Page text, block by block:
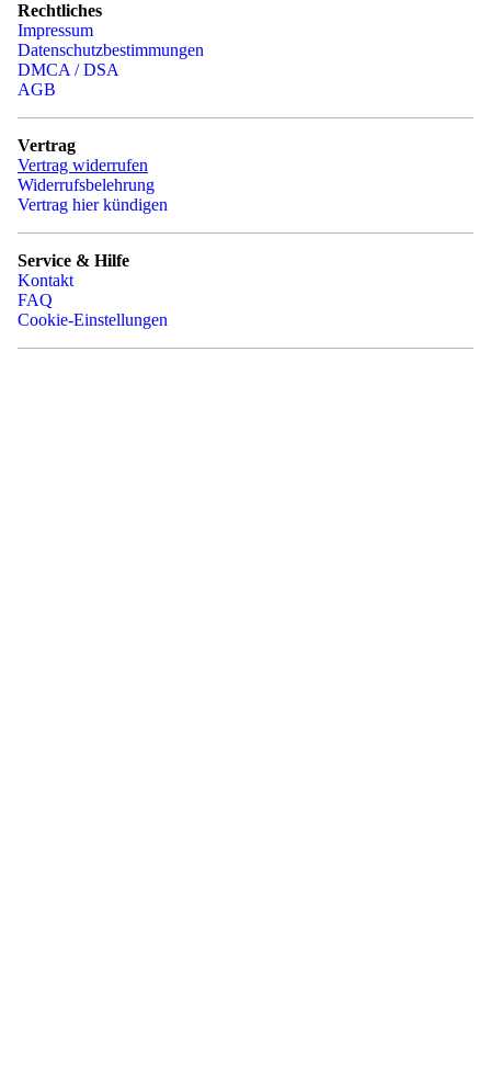
Rechtliches
Impressum
Datenschutzbestimmungen
DMCA / DSA
AGB
Vertrag
Vertrag widerrufen
Widerrufsbelehrung
Vertrag hier kündigen
Service & Hilfe
Kontakt
FAQ
Cookie-Einstellungen